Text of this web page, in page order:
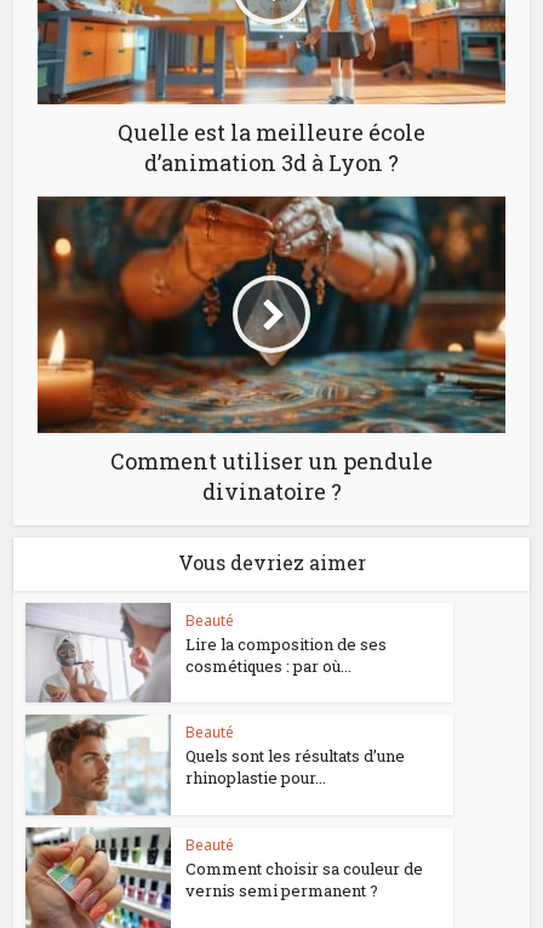
Quelle est la meilleure école
d’animation 3d à Lyon ?
Comment utiliser un pendule
divinatoire ?
Vous devriez aimer
Beauté
Lire la composition de ses
cosmétiques : par où...
Beauté
Quels sont les résultats d’une
rhinoplastie pour...
Beauté
Comment choisir sa couleur de
vernis semi permanent ?